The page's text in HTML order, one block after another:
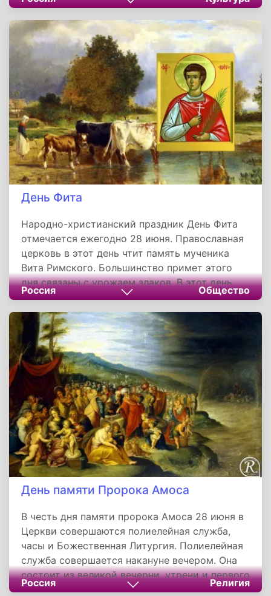
Тезоименитство — не просто календарная
дата, а встреча человека с вечным
заступничеством его небесного покровителя,
чья жизнь становится ориентиром в вере,
мужестве и служении истине. Через эти
имена, от пророка Амоса до блаженного
Августина, история святости продолжает
говорить с нами .
День Фита
Народно-христианский праздник День Фита
отмечается ежегодно 28 июня. Православная
церковь в этот день чтит память мученика
Вита Римского. Большинство примет этого
дня связаны с урожаем злаков. В этот день
люди присматривают за скотом на выпасе,
чтобы он не забрел на поле и не наелся
свежих побегов овса. Иначе животное может
так раздуть, что оно погибнет.
Россия Общество
День памяти Пророка Амоса
В честь дня памяти пророка Амоса 28 июня в
Церкви совершаются полиелейная служба,
часы и Божественная Литургия. Полиелейная
служба совершается накануне вечером. Она
состоит из великой вечерни, утрени и первого
часа. Во время богослужения поются
Россия Религия